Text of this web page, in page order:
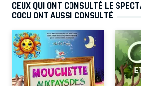
CEUX QUI ONT CONSULTÉ LE
COCU ONT AUSSI CONSULTÉ